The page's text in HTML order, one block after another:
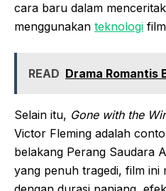
cara baru dalam
menggunakan teknologi
READ Drama Romantis
Selain itu, Gone with the
Victor Fleming adalah
belakang Perang Saudara
yang penuh tragedi, film ini